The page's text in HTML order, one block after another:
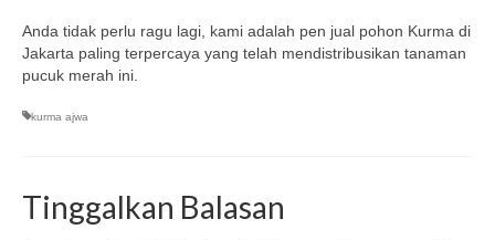
Anda tidak perlu ragu lagi, kami adalah pen jual pohon Kurma di
Jakarta paling terpercaya yang telah mendistribusikan tanaman
pucuk merah ini.
kurma ajwa
Tinggalkan Balasan